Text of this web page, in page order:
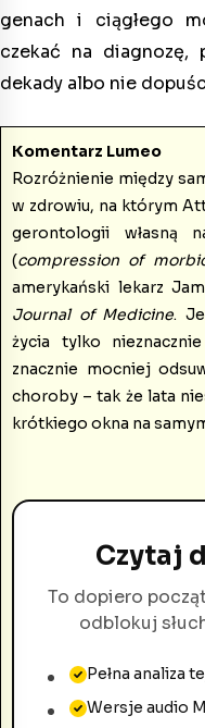
genach i ciągłego
czekać na diagnozę,
dekady albo nie
Komentarz Lumeo
Rozróżnienie między
w zdrowiu, na którym
gerontologii własną
(compression of
amerykański lekarz
Journal of Medicine.
życia tylko
znacznie mocniej
choroby – tak że lata
krótkiego okna na
Czytaj
To dopiero
odblokuj
Pełna analiza
Wersje audio